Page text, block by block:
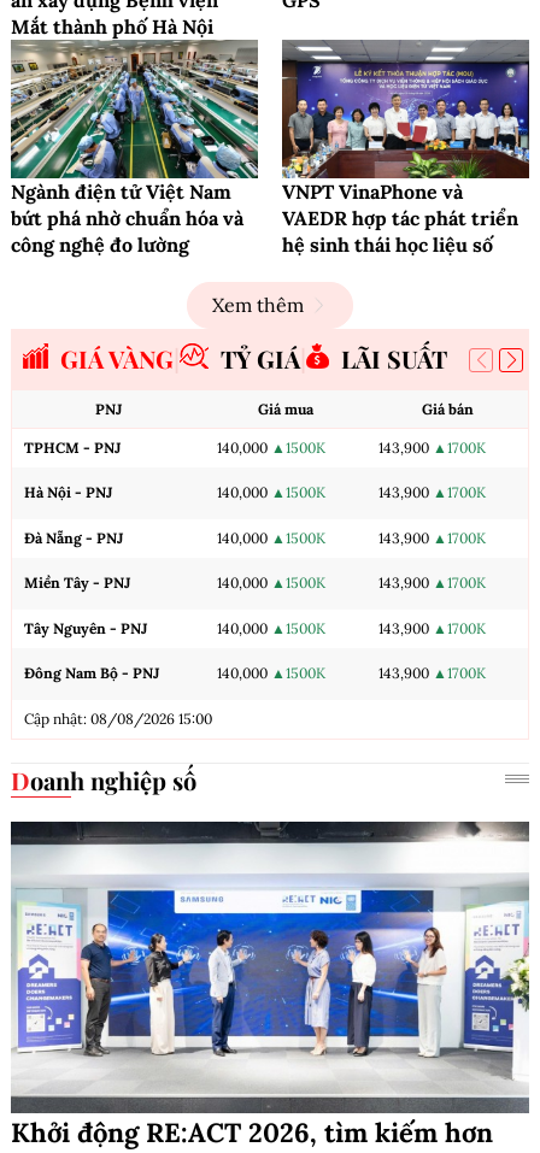
Mắt thành phố Hà Nội
Ngành điện tử Việt Nam
bứt phá nhờ chuẩn hóa và
công nghệ đo lường
VNPT VinaPhone và
VAEDR hợp tác phát triển
hệ sinh thái học liệu số
Xem thêm
GIÁ VÀNG TỶ GIÁ LÃI SUẤT
PNJ Giá mua Giá bán
TPHCM - PNJ 140,000 ▲1500K 143,900 ▲1700K
Hà Nội - PNJ 140,000 ▲1500K 143,900 ▲1700K
Đà Nẵng - PNJ 140,000 ▲1500K 143,900 ▲1700K
Miền Tây - PNJ 140,000 ▲1500K 143,900 ▲1700K
Tây Nguyên - PNJ 140,000 ▲1500K 143,900 ▲1700K
Đông Nam Bộ - PNJ 140,000 ▲1500K 143,900 ▲1700K
Cập nhật: 08/08/2026 15:00
Doanh nghiệp số
Khởi động RE:ACT 2026, tìm kiếm hơn